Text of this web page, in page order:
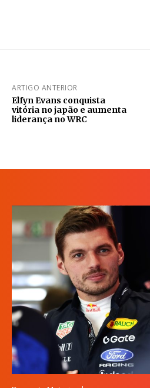
ARTIGO ANTERIOR
Elfyn Evans conquista
vitória no japão e aumenta
liderança no WRC